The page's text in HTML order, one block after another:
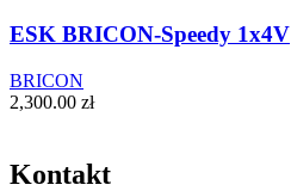
ESK BRICON-Speedy 1x4V
BRICON
2,300.00 zł
Kontakt